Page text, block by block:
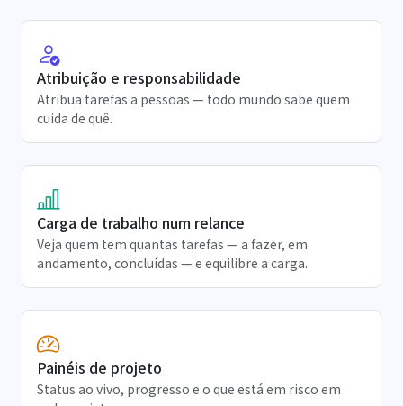
Atribuição e responsabilidade
Atribua tarefas a pessoas — todo mundo sabe quem
cuida de quê.
Carga de trabalho num relance
Veja quem tem quantas tarefas — a fazer, em
andamento, concluídas — e equilibre a carga.
Painéis de projeto
Status ao vivo, progresso e o que está em risco em